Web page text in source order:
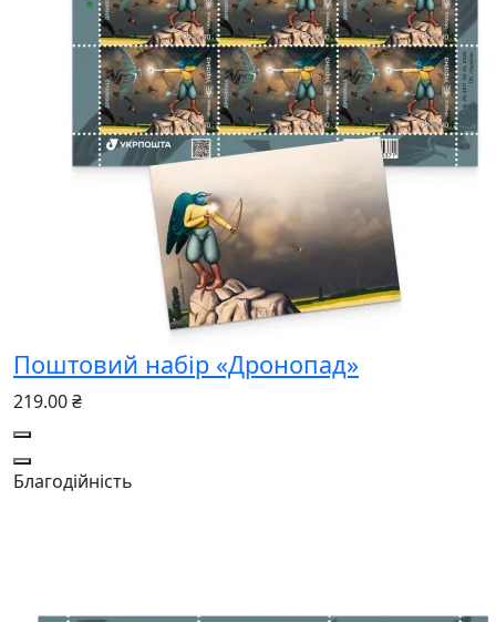
Поштовий набір «Дронопад»
219.00 ₴
Благодійність